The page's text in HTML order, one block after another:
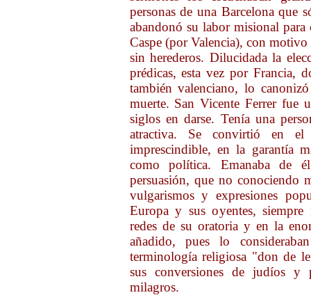
personas de una Barcelona que
abandonó su labor misional
Caspe (por Valencia), con
sin herederos. Dilucidada la
prédicas, esta vez por Francia,
también valenciano, lo
muerte. San Vicente Ferrer fue
siglos en darse. Tenía una
atractiva. Se convirtió en el
imprescindible, en la garantía
como política. Emanaba de
persuasión, que no conociendo
vulgarismos y expresiones
Europa y sus oyentes, siempre
redes de su oratoria y en la
añadido, pues lo
terminología religiosa "don de
sus conversiones de judíos y
milagros.